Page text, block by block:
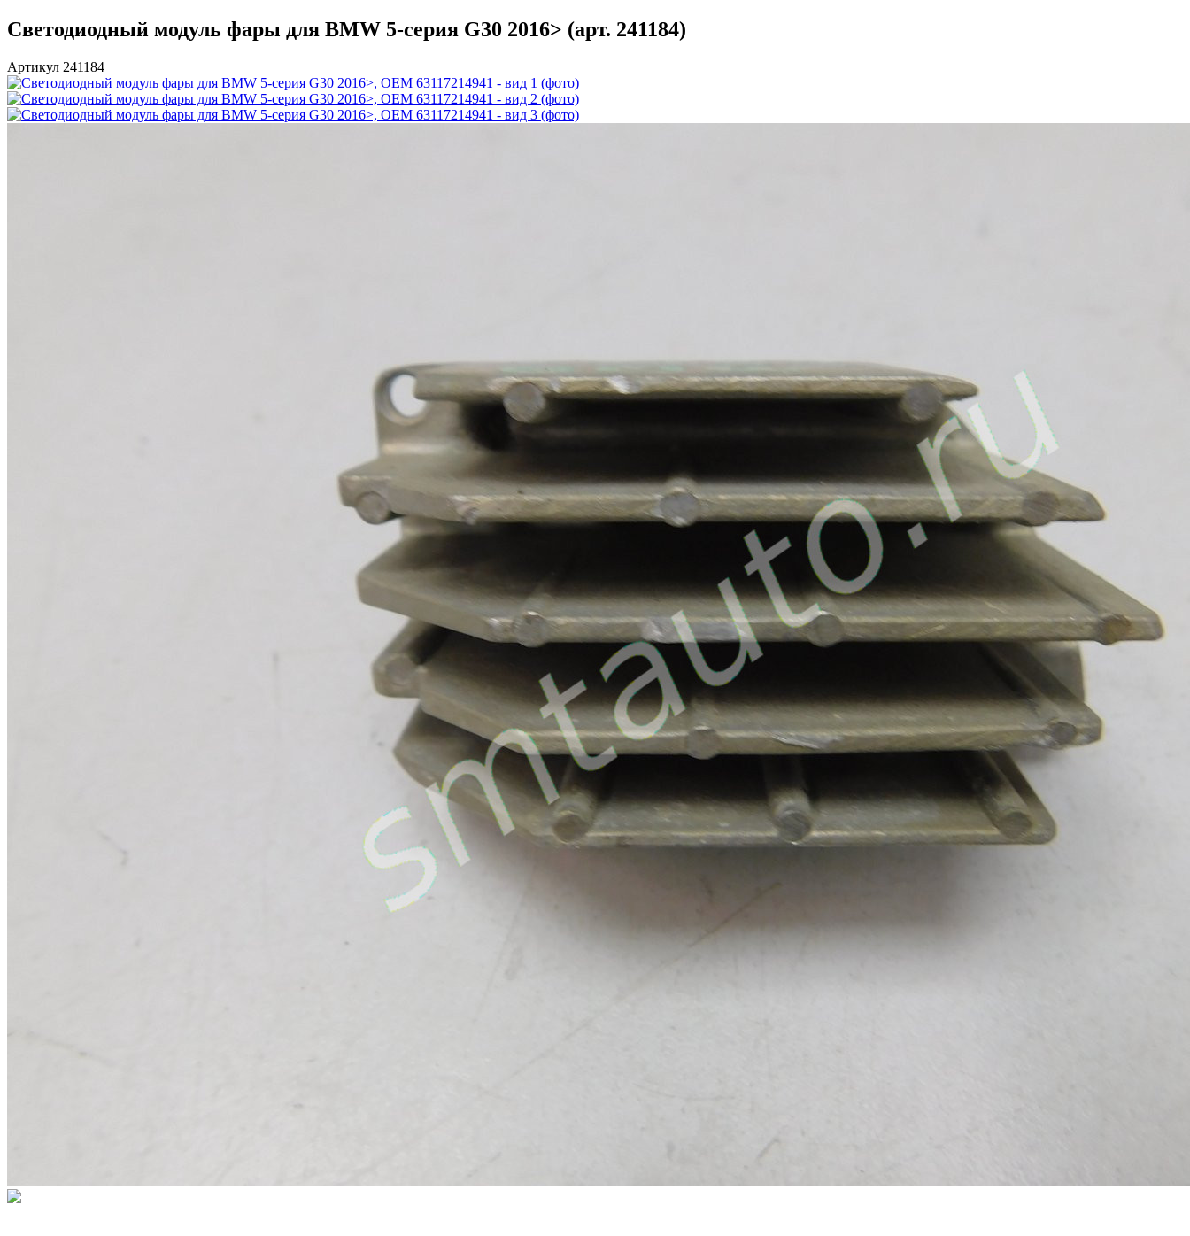
Светодиодный модуль фары для BMW 5-серия G30 2016> (арт. 241184)
Артикул 241184